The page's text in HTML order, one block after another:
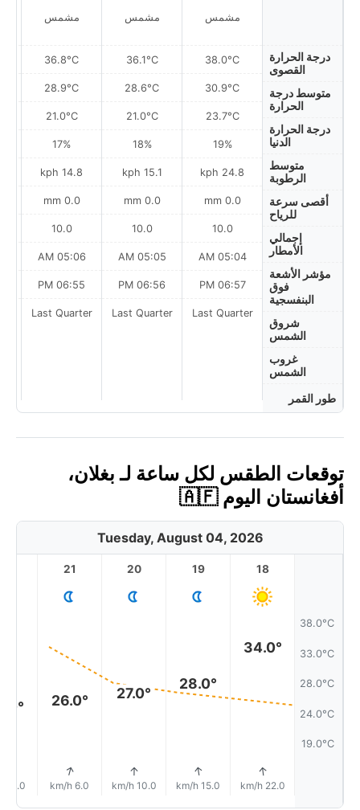
درجة الحرارة
القصوى
متوسط درجة
الحرارة
درجة الحرارة
الدنيا
متوسط
الرطوبة
أقصى سرعة
للرياح
إجمالي
الأمطار
مؤشر الأشعة
فوق
البنفسجية
شروق
الشمس
غروب
الشمس
طور القمر
مشمس
38.0°C
30.9°C
23.7°C
19%
24.8 kph
0.0 mm
10.0
05:04 AM
06:57 PM
Last Quarter
مشمس
36.1°C
28.6°C
21.0°C
18%
15.1 kph
0.0 mm
10.0
05:05 AM
06:56 PM
Last Quarter
مشمس
36.8°C
28.9°C
21.0°C
17%
14.8 kph
0.0 mm
10.0
05:06 AM
06:55 PM
Last Quarter
توقعات الطقس لكل ساعة لـ بغلان،
أفغانستان اليوم 🇦🇫
Tuesday, August 04, 2026
38.0°C
33.0°C
28.0°C
24.0°C
19.0°C
18
34.0°
↑
22.0 km/h
19
28.0°
↑
15.0 km/h
20
27.0°
↑
10.0 km/h
21
26.0°
↑
6.0 km/h
3.0 km/h